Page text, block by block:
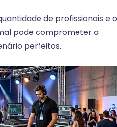
de profissionais e o
pode comprometer a
perfeitos.